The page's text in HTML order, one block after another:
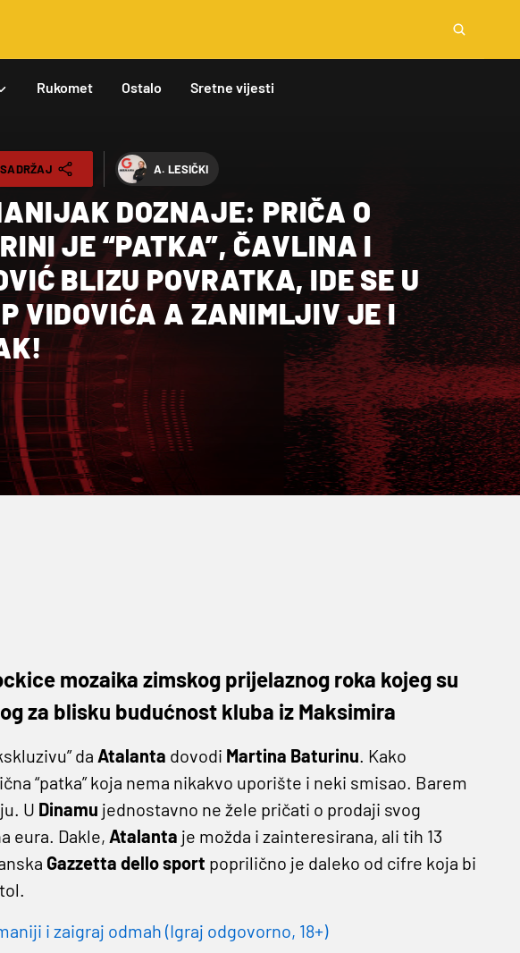
Rukomet Ostalo Sretne vijesti
A. LESIČKI
DOZNAJE: PRIČA O
JE “PATKA”, ČAVLINA I
BLIZU POVRATKA, IDE SE U
VIDOVIĆA A ZANIMLJIV JE I
mozaika zimskog prijelaznog roka kojeg su
za blisku budućnost kluba iz Maksimira
da Atalanta dovodi Martina Baturinu. Kako
“patka” koja nema nikakvo uporište i neki smisao. Barem
U Dinamu jednostavno ne žele pričati o prodaji svog
eura. Dakle, Atalanta je možda i zainteresirana, ali tih 13
Gazzetta dellosport poprilično je daleko od cifre koja bi
i zaigraj odmah (Igraj odgovorno, 18+)